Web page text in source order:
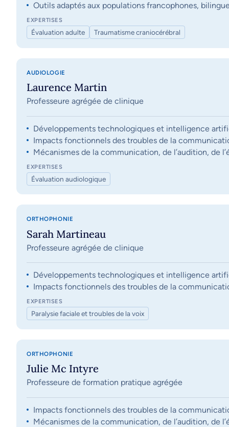
Outils adaptés aux populations francophones,
EXPERTISES
Évaluation adulte Traumatisme craniocérébral
AUDIOLOGIE
Laurence Martin
Professeure agrégée de clinique
Développements technologiques et intelligence
Impacts fonctionnels des troubles de la
Mécanismes de la communication, de l’audition, de
EXPERTISES
Évaluation audiologique
ORTHOPHONIE
Sarah Martineau
Professeure agrégée de clinique
Développements technologiques et intelligence
Impacts fonctionnels des troubles de la
EXPERTISES
Paralysie faciale et troubles de la voix
ORTHOPHONIE
Julie Mc Intyre
Professeure de formation pratique agrégée
Impacts fonctionnels des troubles de la
Mécanismes de la communication, de l’audition, de